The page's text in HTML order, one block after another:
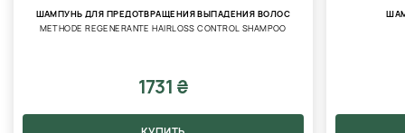
ШАМПУНЬ ДЛЯ ПРЕДОТВРАЩЕНИЯ ВЫПАДЕНИЯ ВОЛОС
METHODE REGENERANTE HAIRLOSS CONTROL SHAMPOO
1731 ₴